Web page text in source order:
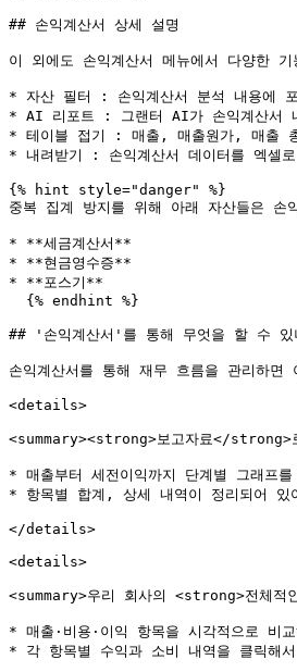
## 손익계산서 상세 설명
이 외에도 손익계산서 메뉴에서 다양한
* 자산 필터 : 손익계산서 분석 내용에
* AI 리포트 : 그랜터 AI가 손익계산서
* 테이블 접기 : 매출, 매출원가, 매출
* 내려받기 : 손익계산서 데이터를 엑셀
{% hint style="danger" %}
중복 집계 방지를 위해 아래 자산들은 손
* **세금계산서**
* **현금영수증**
* **포스기**
## '손익계산서'를 통해 무엇을 할 수 있
손익계산서를 통해 재무 흐름을 관리하
<details>
<summary><strong>보고자료</
* 매출부터 세전이익까지 단계별 그래프
* 항목별 합계, 상세 내역이 정리되어 있
</details>
<details>
<summary>우리 회사의 <strong>전체
* 매출·비용·이익 항목을 시각적으로 비
* 각 항목별 수익과 소비 내역을 클릭해